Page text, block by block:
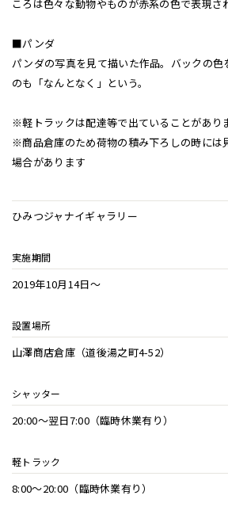
ころは色々な動物やものが赤系の色で表現さ
■パンダ
パンダの写真を見て描いた作品。バックの色
のも「なんとなく」という。
※軽トラックは配達等で出ていることがあり
※商品倉庫のため荷物の積み下ろしの時には
場合があります
ひみつジャナイギャラリー
実施期間
2019年10月14日〜
設置場所
山澤商店倉庫（道後湯之町4-52）
シャッター
20:00〜翌日7:00（臨時休業有り）
軽トラック
8:00〜20:00（臨時休業有り）